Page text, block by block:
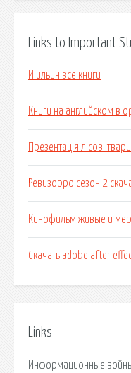
Links to Important
И ильин все книги
Книги на английском в
Презентація лісові
Ревизорро сезон 2
Кинофильм живые и
Скачать adobe after
Links
Информационные